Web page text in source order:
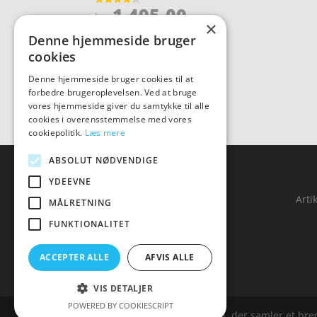
Vurderet
kr.1.495,00Den
oprindelige
pris
kr. 1.495,00.
kr.1.195,00Den
pris
er:
kr. 1.195,00.
Forside
Produkter
Kontakt
×
Denne hjemmeside bruger
cookies
Denne hjemmeside bruger cookies til at
forbedre brugeroplevelsen. Ved at bruge
vores hjemmeside giver du samtykke til alle
cookies i overensstemmelse med vores
cookiepolitik. Læs mere
ABSOLUT NØDVENDIGE
YDEEVNE
MÅLRETNING
FUNKTIONALITET
ACCEPTER ALLE AFVIS ALLE
VIS DETALJER
POWERED BY COOKIESCRIPT